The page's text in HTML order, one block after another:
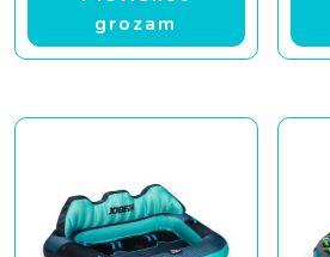
grozam